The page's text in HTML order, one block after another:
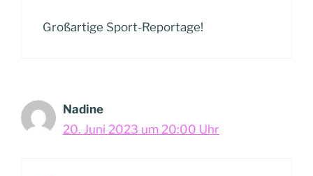
Großartige Sport-Reportage!
Nadine
20. Juni 2023 um 20:00 Uhr